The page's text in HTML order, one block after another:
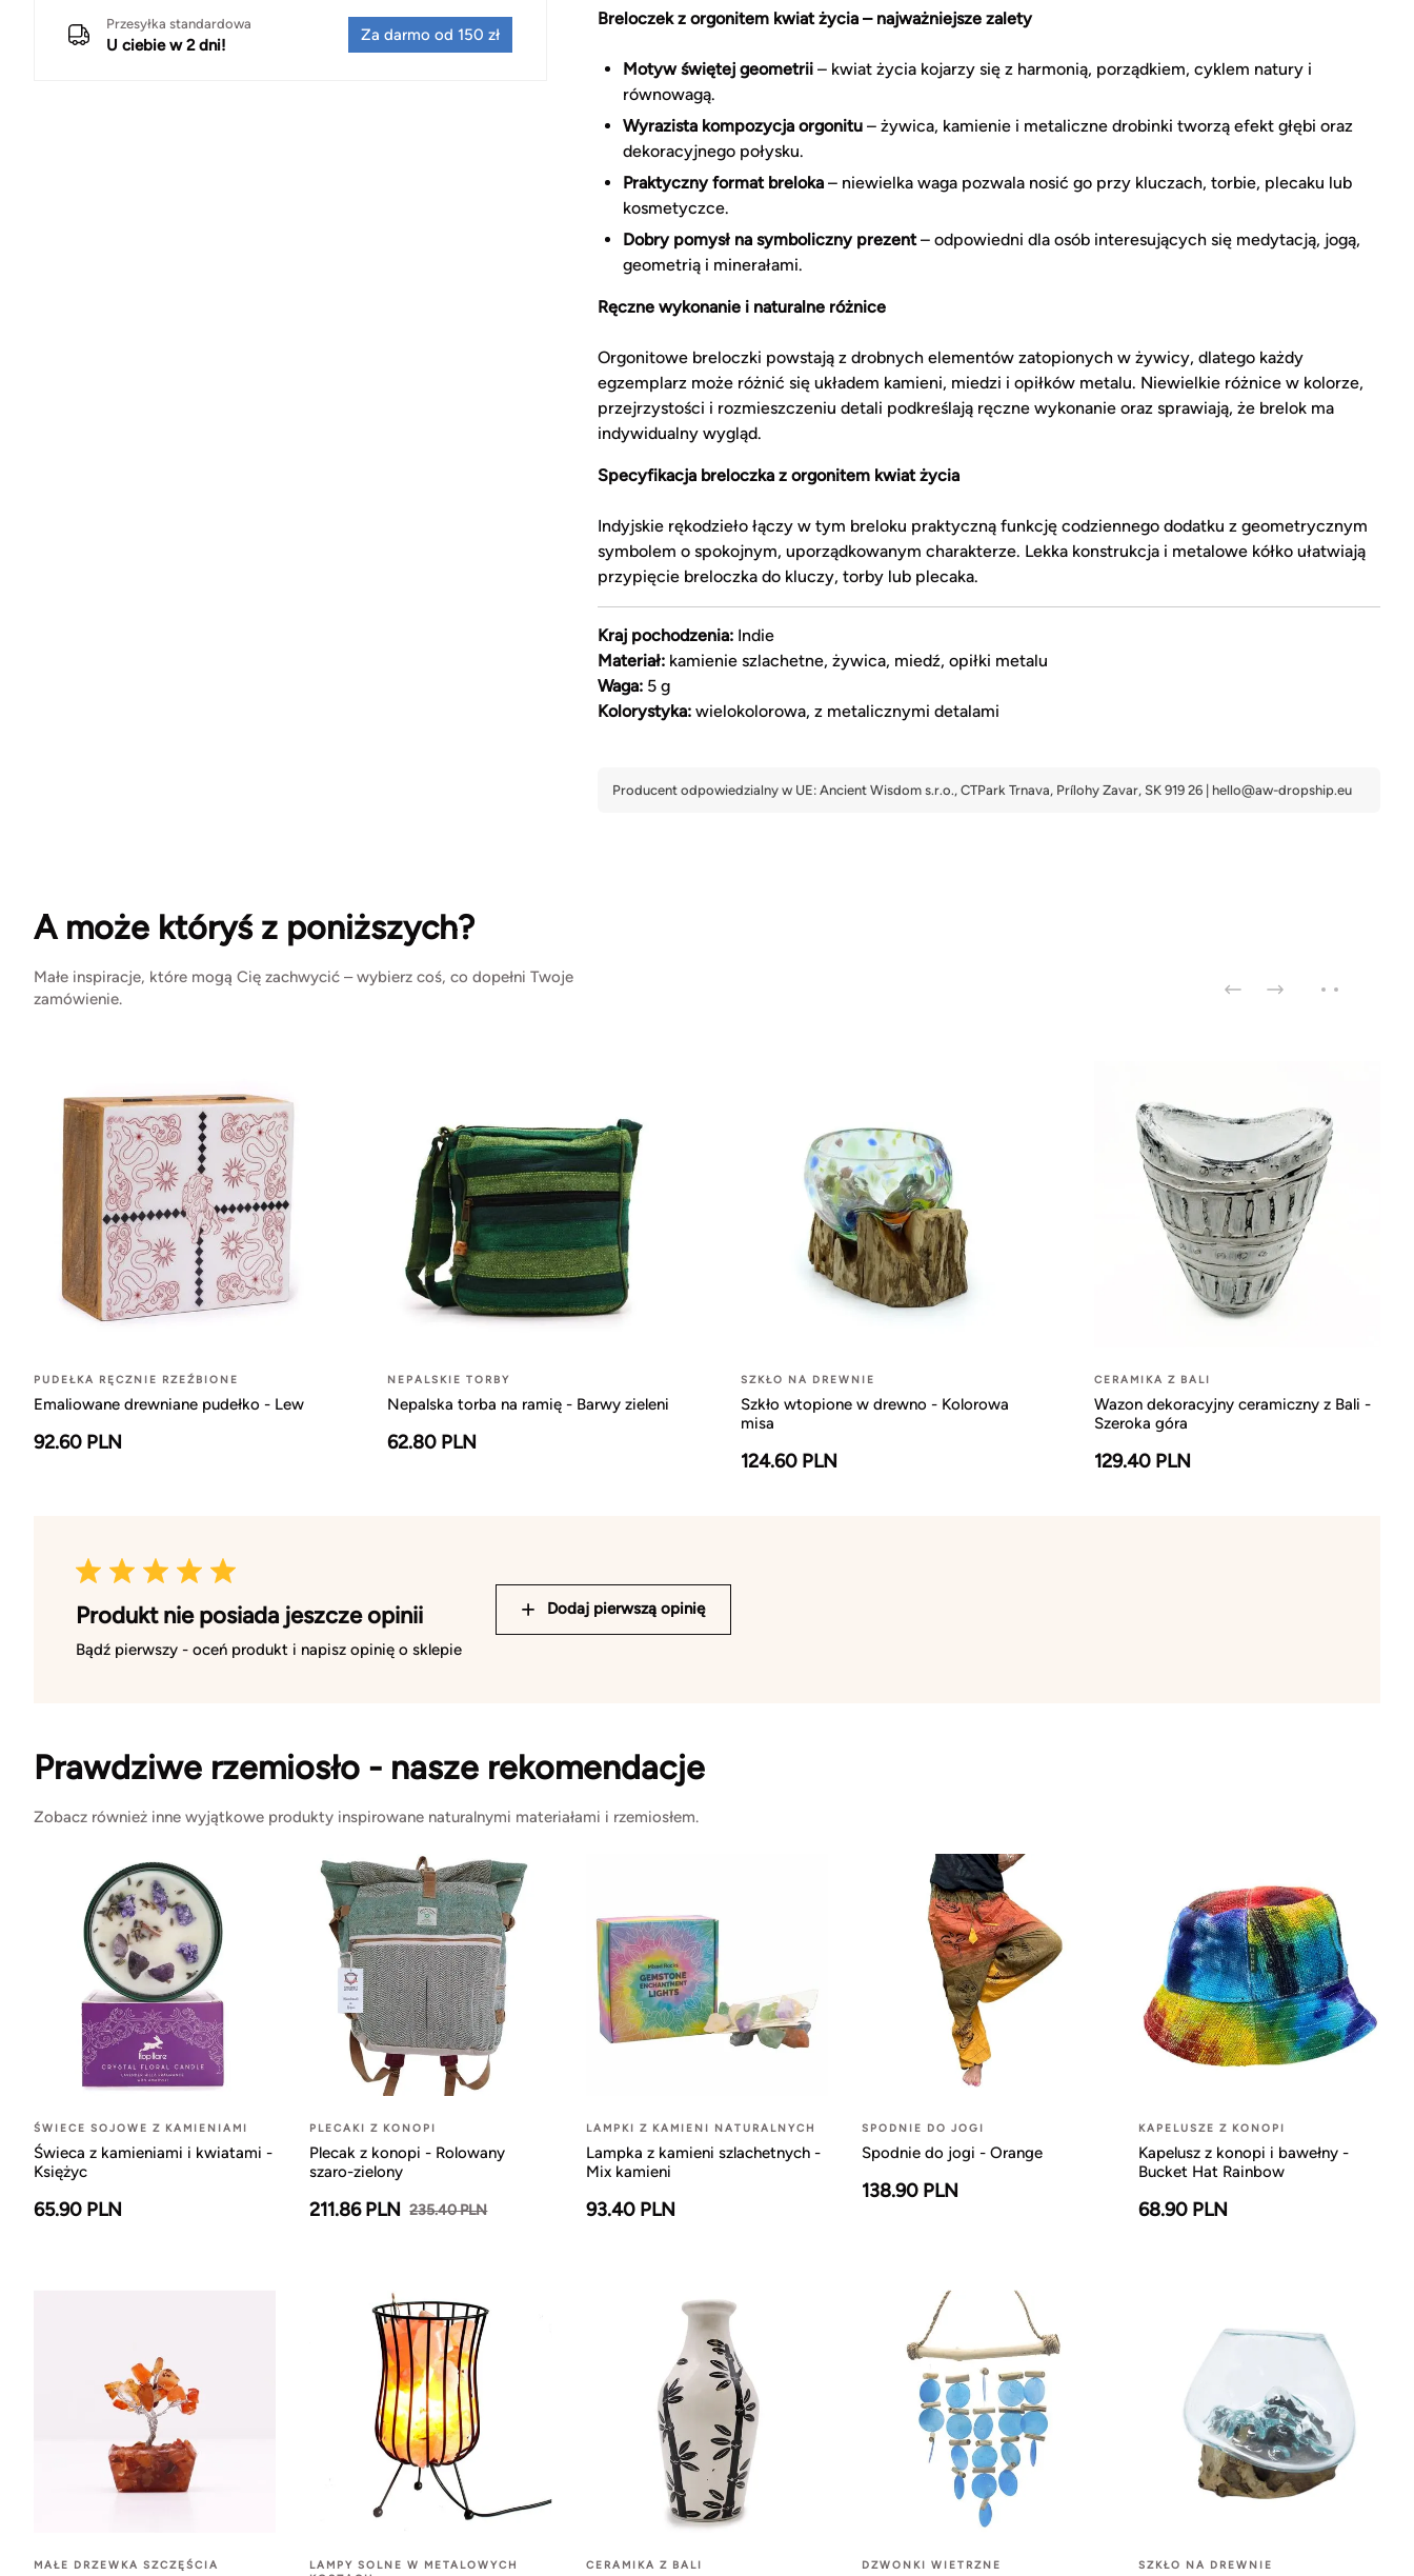
Przesyłka standardowa
U ciebie w 2 dni!
Za darmo od 150 zł
Breloczek z orgonitem kwiat życia – najważniejsze zalety
Motyw świętej geometrii – kwiat życia kojarzy się z harmonią, porządkiem, cyklem natury i
równowagą.
Wyrazista kompozycja orgonitu – żywica, kamienie i metaliczne drobinki tworzą efekt głębi oraz
dekoracyjnego połysku.
Praktyczny format breloka – niewielka waga pozwala nosić go przy kluczach, torbie, plecaku lub
kosmetyczce.
Dobry pomysł na symboliczny prezent– odpowiedni dla osób interesujących się medytacją, jogą,
geometrią i minerałami.
Ręczne wykonanie i naturalne różnice
Orgonitowe breloczki powstają z drobnych elementów zatopionych w żywicy, dlatego każdy
egzemplarz może różnić się układem kamieni, miedzi i opiłków metalu. Niewielkie różnice w kolorze,
przejrzystości i rozmieszczeniu detali podkreślają ręczne wykonanie oraz sprawiają, że brelok ma
indywidualny wygląd.
Specyfikacja breloczka z orgonitem kwiat życia
Indyjskie rękodzieło łączy w tym breloku praktyczną funkcję codziennego dodatku z geometrycznym
symbolem o spokojnym, uporządkowanym charakterze. Lekka konstrukcja i metalowe kółko ułatwiają
przypięcie breloczka do kluczy, torby lub plecaka.
Kraj pochodzenia: Indie
Materiał: kamienie szlachetne, żywica, miedź, opiłki metalu
Waga: 5 g
Kolorystyka: wielokolorowa, z metalicznymi detalami
A może któryś z poniższych?
Małe inspiracje, które mogą Cię zachwycić – wybierz coś, co dopełni Twoje
zamówienie.
PUDEŁKA RĘCZNIE RZEŹBIONE
Emaliowane drewniane pudełko - Lew
92.60 PLN
NEPALSKIE TORBY
Nepalska torba na ramię - Barwy zieleni
62.80 PLN
SZKŁO NA DREWNIE
Szkło wtopione w drewno - Kolorowa
misa
124.60 PLN
CERAMIKA Z BALI
Wazon dekoracyjny ceramiczny z Bali -
Szeroka góra
129.40 PLN
Produkt nie posiada jeszcze opinii
Bądź pierwszy - oceń produkt i napisz opinię o sklepie
Dodaj pierwszą opinię
Prawdziwe rzemiosło - nasze rekomendacje
Zobacz również inne wyjątkowe produkty inspirowane naturalnymi materiałami i rzemiosłem.
ŚWIECE SOJOWE Z KAMIENIAMI
Świeca z kamieniami i kwiatami -
Księżyc
65.90 PLN
PLECAKI Z KONOPI
Plecak z konopi - Rolowany
szaro-zielony
211.86 PLN 235.40 PLN
LAMPKI Z KAMIENI NATURALNYCH
Lampka z kamieni szlachetnych -
Mix kamieni
93.40 PLN
SPODNIE DO JOGI
Spodnie do jogi - Orange
138.90 PLN
KAPELUSZE Z KONOPI
Kapelusz z konopi i bawełny -
Bucket Hat Rainbow
68.90 PLN
MAŁE DRZEWKA SZCZĘŚCIA
LAMPY SOLNE W METALOWYCH
CERAMIKA Z BALI DZWONKI WIETRZNE SZKŁO NA DREWNIE